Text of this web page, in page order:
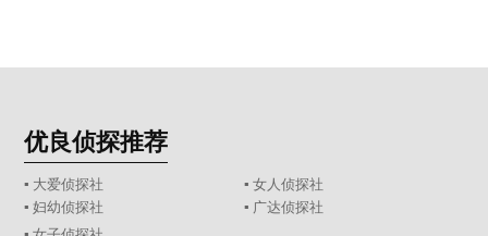
优良侦探推荐
▪ 大爱侦探社
▪ 女人侦探社
▪ 妇幼侦探社
▪ 广达侦探社